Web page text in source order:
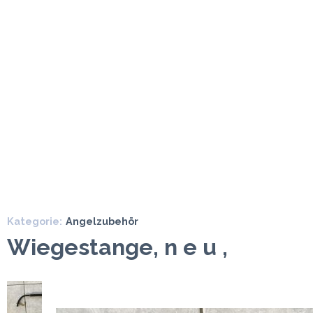
Kategorie: Angelzubehör
Wiegestange, n e u ,